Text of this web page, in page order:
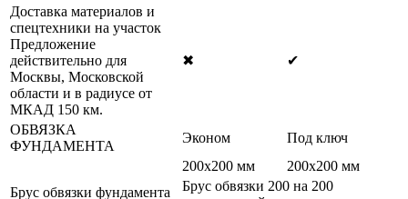
Доставка материалов и
спецтехники на участок
Предложение
действительно для
Москвы, Московской
области и в радиусе от
МКАД 150 км.
✖ ✔
ОБВЯЗКА
ФУНДАМЕНТА
Эконом Под ключ
Брус обвязки фундамента
200х200 мм
200х200 мм
Брус обвязки 200 на 200